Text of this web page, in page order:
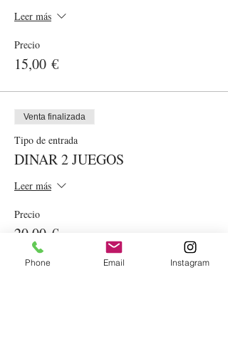
Leer más
Precio
15,00 €
Venta finalizada
Tipo de entrada
DINAR 2 JUEGOS
Leer más
Precio
20,00 €
Phone Email Instagram